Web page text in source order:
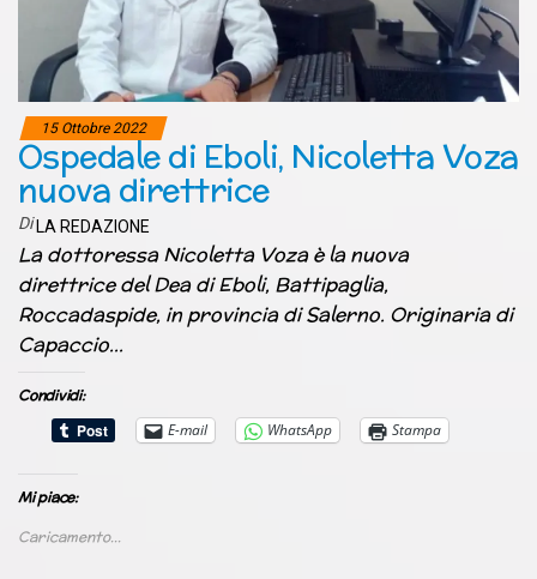
15 Ottobre 2022
Ospedale di Eboli, Nicoletta Voza
nuova direttrice
DiLA REDAZIONE
La dottoressa Nicoletta Voza è la nuova
direttrice del Dea di Eboli, Battipaglia,
Roccadaspide, in provincia di Salerno. Originaria di
Capaccio…
Condividi:
E-mail
WhatsApp Stampa
Mi piace:
Caricamento...